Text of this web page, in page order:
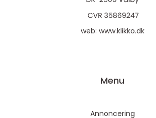
web: www.klikko.dk
Menu
Annoncering